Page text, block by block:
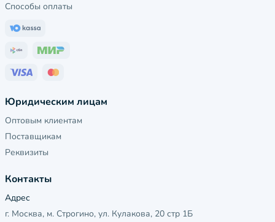
Способы оплаты
Юридическим лицам
Оптовым клиентам
Поставщикам
Реквизиты
Контакты
Адрес
г. Москва, м. Строгино, ул. Кулакова, 20 стр 1Б